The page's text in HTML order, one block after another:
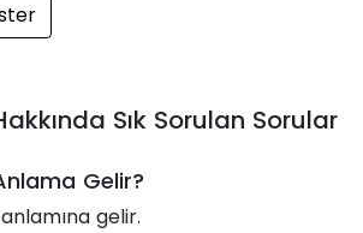
Sık Sorulan Sorular
Gelir?
gelir.